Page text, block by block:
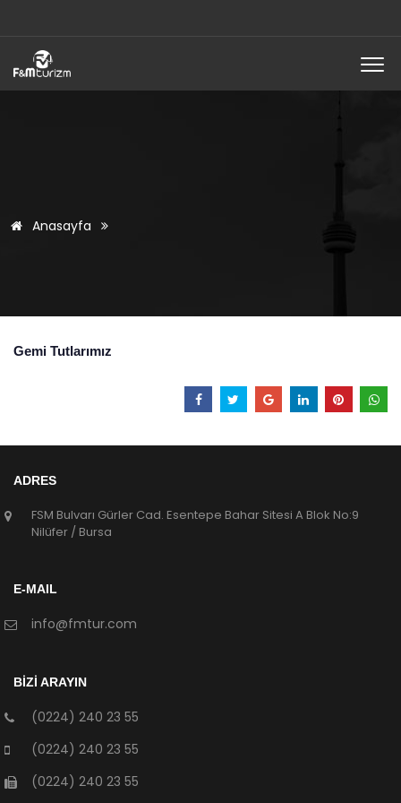
Anasayfa
Gemi Tutlarımız
ADRES
FSM Bulvarı Gürler Cad. Esentepe Bahar Sitesi A Blok No:9
Nilüfer / Bursa
E-MAIL
info@fmtur.com
BİZİ ARAYIN
(0224) 240 23 55
(0224) 240 23 55
(0224) 240 23 55